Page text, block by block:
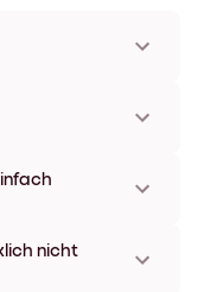
Rahmenfarben,
an. Den Trackinglink
dabei zu
nicht